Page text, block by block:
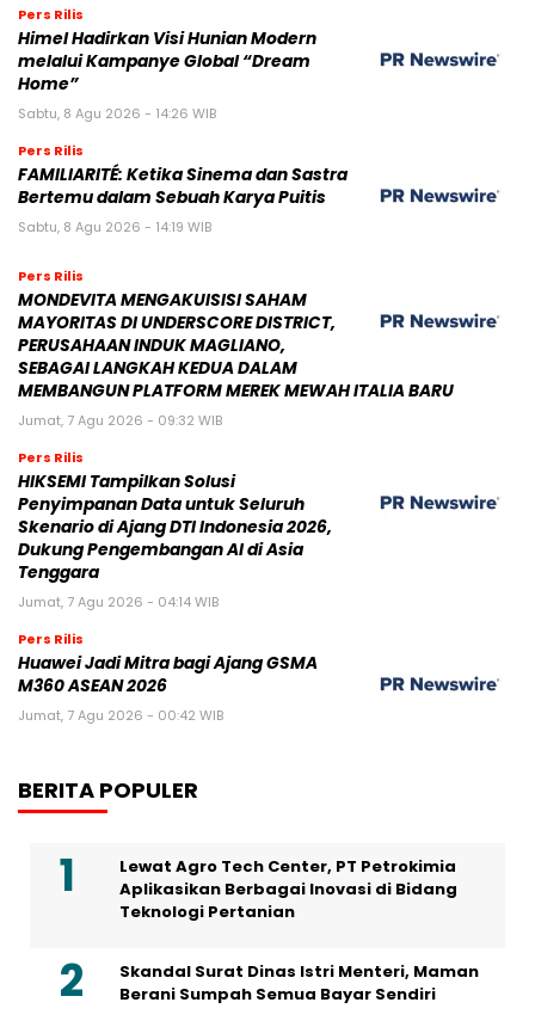
Pers Rilis
Himel Hadirkan Visi Hunian Modern
melalui Kampanye Global “Dream
Home”
Sabtu, 8 Agu 2026 - 14:26 WIB
Pers Rilis
FAMILIARITÉ: Ketika Sinema dan Sastra
Bertemu dalam Sebuah Karya Puitis
Sabtu, 8 Agu 2026 - 14:19 WIB
Pers Rilis
MONDEVITA MENGAKUISISI SAHAM
MAYORITAS DI UNDERSCORE DISTRICT,
PERUSAHAAN INDUK MAGLIANO,
SEBAGAI LANGKAH KEDUA DALAM
MEMBANGUN PLATFORM MEREK MEWAH ITALIA BARU
Jumat, 7 Agu 2026 - 09:32 WIB
Pers Rilis
HIKSEMI Tampilkan Solusi
Penyimpanan Data untuk Seluruh
Skenario di Ajang DTI Indonesia 2026,
Dukung Pengembangan AI di Asia
Tenggara
Jumat, 7 Agu 2026 - 04:14 WIB
Pers Rilis
Huawei Jadi Mitra bagi Ajang GSMA
M360 ASEAN 2026
Jumat, 7 Agu 2026 - 00:42 WIB
BERITA POPULER
Lewat Agro Tech Center, PT Petrokimia
Aplikasikan Berbagai Inovasi di Bidang
Teknologi Pertanian
Skandal Surat Dinas Istri Menteri, Maman
Berani Sumpah Semua Bayar Sendiri